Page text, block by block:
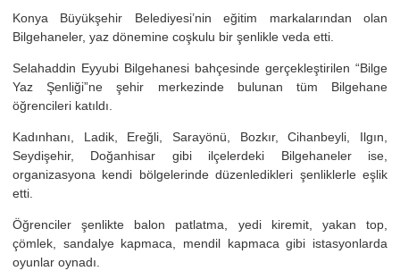
Konya Büyükşehir Belediyesi’nin eğitim markalarından olan
Bilgehaneler, yaz dönemine coşkulu bir şenlikle veda etti.
Selahaddin Eyyubi Bilgehanesi bahçesinde gerçekleştirilen “Bilge
Yaz Şenliği”ne şehir merkezinde bulunan tüm Bilgehane
öğrencileri katıldı.
Kadınhanı, Ladik, Ereğli, Sarayönü, Bozkır, Cihanbeyli, Ilgın,
Seydişehir, Doğanhisar gibi ilçelerdeki Bilgehaneler ise,
organizasyona kendi bölgelerinde düzenledikleri şenliklerle eşlik
etti.
Öğrenciler şenlikte balon patlatma, yedi kiremit, yakan top,
çömlek, sandalye kapmaca, mendil kapmaca gibi istasyonlarda
oyunlar oynadı.